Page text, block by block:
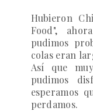
Hubieron
Food",
pudimos
colas eran
Así que
pudimos
esperamos
perdamos.